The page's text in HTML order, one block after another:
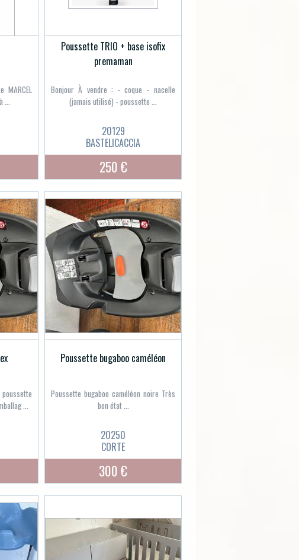
...
Poussette TRIO + base isofix
premaman
Bonjour À vendre : - coque - nacelle
(jamais utilisé) - poussette ...
20129
BASTELICACCIA
250 €
...
Poussette bugaboo caméléon
Poussette bugaboo caméléon noire Très
bon état ...
20250
CORTE
300 €